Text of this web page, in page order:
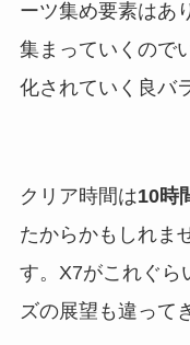
ーツ集め要素はあ
集まっていくので
化されていく良バ
クリア時間は10時
たからかもしれま
す。X7がこれぐら
ズの展望も違って